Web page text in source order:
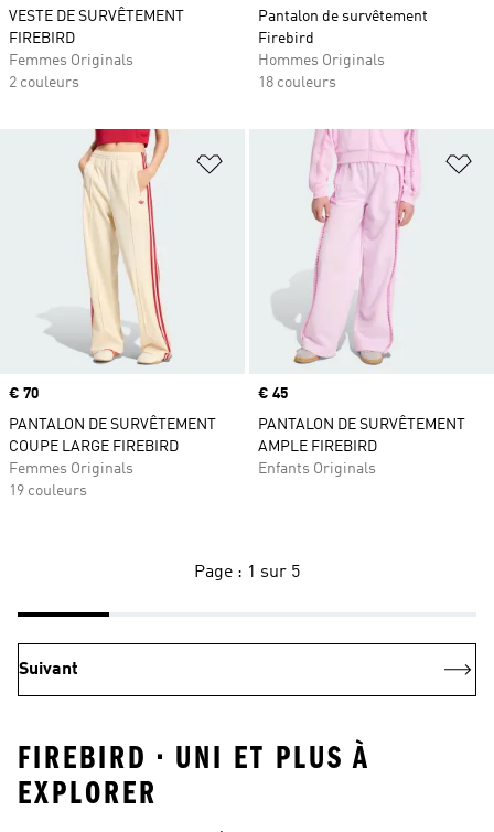
VESTE DE SURVÊTEMENT
FIREBIRD
Femmes Originals
2 couleurs
Pantalon de survêtement
Firebird
Hommes Originals
18 couleurs
Ajouter à la Liste de produits
Prix
€ 70
PANTALON DE SURVÊTEMENT
COUPE LARGE FIREBIRD
Femmes Originals
19 couleurs
Prix
€ 45
PANTALON DE SURVÊTEMENT
AMPLE FIREBIRD
Enfants Originals
Page : 1 sur 5
Suivant
FIREBIRD • UNI ET PLUS À
EXPLORER